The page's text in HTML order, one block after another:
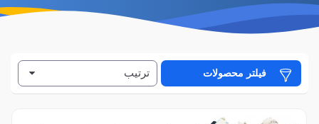
فیلتر محصولات ترتیب